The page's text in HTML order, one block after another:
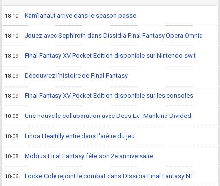
18-10 Kam'lanaut arrive dans le season passe
18-10 Jouez avec Sephiroth dans Dissidia Final Fantasy Opera Omnia
18-09 Final Fantasy XV Pocket Edition disponible sur Nintendo swit
18-09 Découvrez l'histoire de Final Fantasy
18-09 Final Fantasy XV Pocket Edition disponible sur les consoles
18-08 Une nouvelle collaboration avec Deus Ex : Mankind Divided
18-08 Linoa Heartilly entre dans l'arène du jeu
18-08 Mobius Final Fantasy fête son 2e anniversaire
18-06 Locke Cole rejoint le combat dans Dissidia Final Fantasy NT